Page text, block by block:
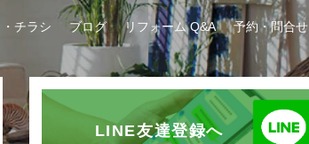
チラシ ブログ リフォーム Q&A 予約・問合せ
LINE友達登録へ